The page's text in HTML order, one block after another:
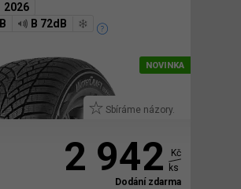
2026
B
B 72dB
Sbíráme názory.
2 942
Kč
ks
Dodání zdarma